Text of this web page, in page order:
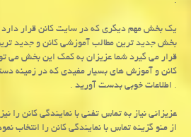
یک بخش مهم دیگری که در سایت کانن قرار
بخش جدید ترین مطالب آموزشی کانن و جدید
قرار می گیرد شما عزیزان به کمک این بخش می
کانن و آموزش های بسیار مفیدی که در زمینه
. اطلاعات خوبی بدست آورید .
عزیزانی نیاز به تماس تفنی با نمایندگی کانن را
از منو گزینه تماس با نمایندگی کانن را انتخاب